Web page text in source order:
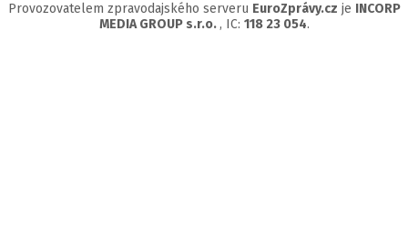
Provozovatelem zpravodajského serveru EuroZprávy.cz je INCORP
MEDIA GROUP s.r.o. , IC: 118 23 054.